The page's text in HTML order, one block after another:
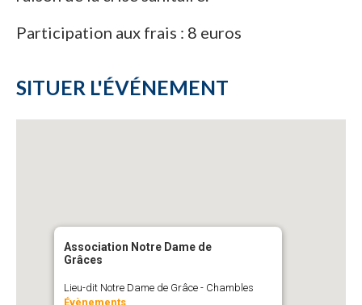
Participation aux frais : 8 euros
SITUER L'ÉVÉNEMENT
Association Notre Dame de
Grâces
Lieu-dit Notre Dame de Grâce - Chambles
Évènements